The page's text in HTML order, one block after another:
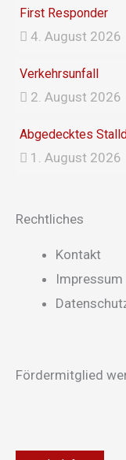
First Responder
4. August 2026
Verkehrsunfall
2. August 2026
Abgedecktes
1. August 2026
Rechtliches
Main
Menu
Kontakt
Impressum
Fördermitglied